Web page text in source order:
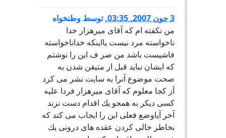
3 جون 2007, 03:35 ,توسط وطنخواه
من نكفته ام كه آقاى ميرهزار خدا
ناخواسته مرد نيست يااينكه خداناخواسته
فاشيست باشد من صر ف اين را نوشتم
كه ايشان نبايد قبل از متيقن شدن به
صحت موضوع آنرا به سايت نشر مى كرد
أز كجا معلوم كه آقاى ميرهزار فردا عليه
كسى ديكر به همجو يك اقدام دست نزند
آخر آياوضع فعلى اين را ايجاب مى كند كه
بخاطر خالى كردن عقده هاى درونى يك